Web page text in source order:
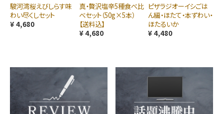
駿河湾桜えびしらす味
わい尽くしセット
¥ 4,680
真・贅沢塩辛5種食べ比
べセット（50g×5本）
【送料込】
¥ 4,680
ピザラジオーイシごは
ん編・ほたて・本ずわい・
ほたるいか
¥ 4,480